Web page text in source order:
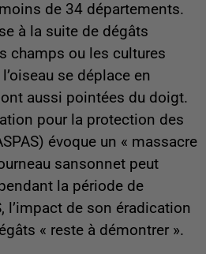
de 34 départements.
à la suite de dégâts
champs ou les cultures
se déplace en
aussi pointées du doigt.
pour la protection des
évoque un « massacre
sansonnet peut
la période de
l’impact de son éradication
« reste à démontrer ».